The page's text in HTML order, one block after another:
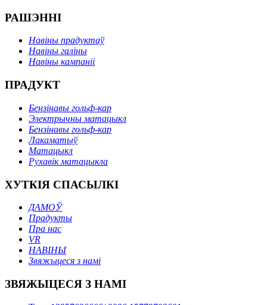
РАШЭННІ
Навіны прадуктаў
Навіны галіны
Навіны кампаніі
ПРАДУКТ
Бензінавы гольф-кар
Электрычны матацыкл
Бензінавы гольф-кар
Лакаматыў
Матацыкл
Рухавік матацыкла
ХУТКІЯ СПАСЫЛКІ
ДАМОЎ
Прадукты
Пра нас
VR
НАВІНЫ
Звяжыцеся з намі
ЗВЯЖЫЦЕСЯ З НАМІ